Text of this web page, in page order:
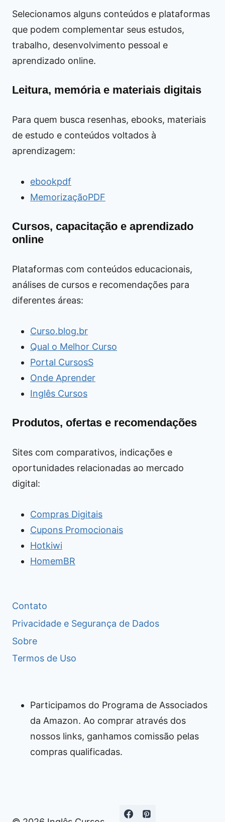
Selecionamos alguns conteúdos e plataformas
que podem complementar seus estudos,
trabalho, desenvolvimento pessoal e
aprendizado online.
Leitura, memória e materiais digitais
Para quem busca resenhas, ebooks, materiais
de estudo e conteúdos voltados à
aprendizagem:
ebookpdf
MemorizaçãoPDF
Cursos, capacitação e aprendizado
online
Plataformas com conteúdos educacionais,
análises de cursos e recomendações para
diferentes áreas:
Curso.blog.br
Qual o Melhor Curso
Portal CursosS
Onde Aprender
Inglês Cursos
Produtos, ofertas e recomendações
Sites com comparativos, indicações e
oportunidades relacionadas ao mercado
digital:
Compras Digitais
Cupons Promocionais
Hotkiwi
HomemBR
Contato
Privacidade e Segurança de Dados
Sobre
Termos de Uso
Participamos do Programa de Associados
da Amazon. Ao comprar através dos
nossos links, ganhamos comissão pelas
compras qualificadas.